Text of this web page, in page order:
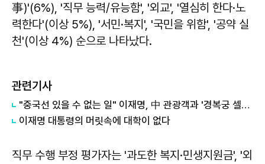
事)'(6%), '직무 능력/유능함', '외교', '열심히 한다·노
력한다'(이상 5%), '서민·복지', '국민을 위함', '공약 실
천'(이상 4%) 순으로 나타났다.
관련기사
"중국선 있을 수 없는 일" 이재명, 中 관광객과 '경복궁 셀카' 화제
이재명 대통령의 머릿속에 대학이 없다
직무 수행 부정 평가자는 '과도한 복지·민생지원금', '외